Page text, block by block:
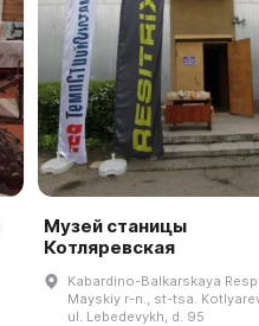
Музей станицы
Котляревская
Kabardino-Balkarskaya
Mayskiy r-n., st-tsa.
ul. Lebedevykh, d. 95